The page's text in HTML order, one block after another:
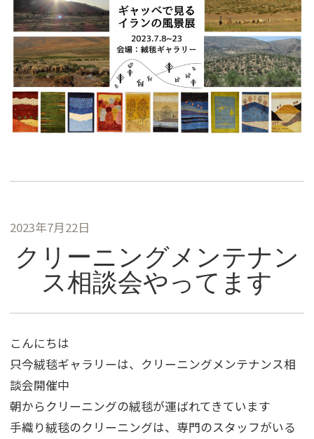
2023年7月22日
クリーニングメンテナン
ス相談会やってます
こんにちは
只今絨毯ギャラリーは、クリーニングメンテナンス相
談会開催中
朝からクリーニングの絨毯が運ばれてきています
手織り絨毯のクリーニングは、専門のスタッフがいる